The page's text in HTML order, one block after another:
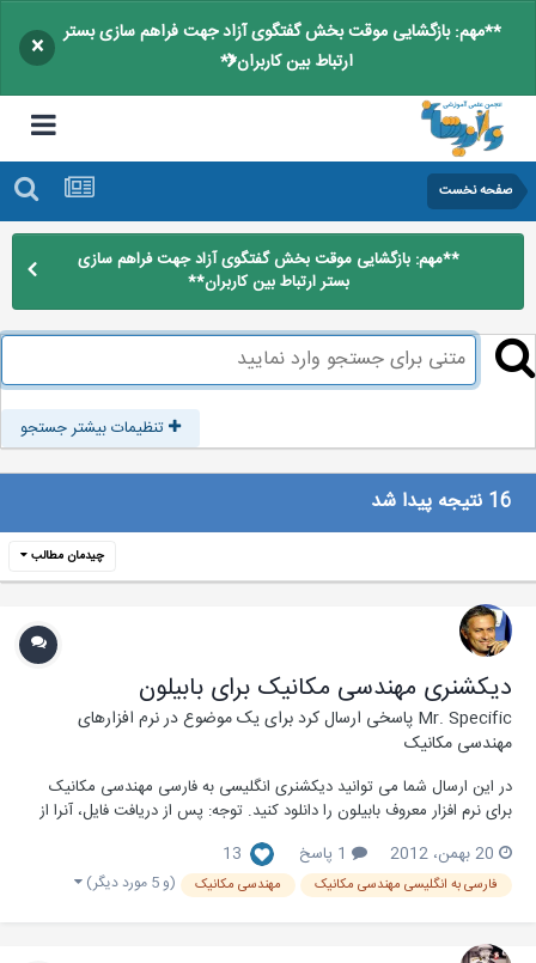
**مهم: بازگشایی موقت بخش گفتگوی آزاد جهت فراهم سازی بستر
ارتباط بین کاربران**
×
صفحه نخست
**مهم: بازگشایی موقت بخش گفتگوی آزاد جهت فراهم سازی
بستر ارتباط بین کاربران**
تنظیمات بیشتر جستجو
16 نتیجه پیدا شد
چیدمان مطالب
دیکشنری مهندسی مکانیک برای بابیلون
Mr. Specificپاسخی ارسال کرد برای یک موضوع درنرم افزارهای
مهندسی مکانیک
در این ارسال شما می توانید دیکشنری انگلیسی به فارسی مهندسی مکانیک
برای نرم افزار معروف بابیلون را دانلود کنید. توجه: پس از دریافت فایل، آنرا از
باشد. حجم: 9 کیلوبایت دانلود منبع: وبلاگ مهندسی مک...
20 بهمن، 2012 1 پاسخ 13
فارسی به انگلیسی مهندسی مکانیک مهندسی مکانیک (و 5 مورد دیگر)